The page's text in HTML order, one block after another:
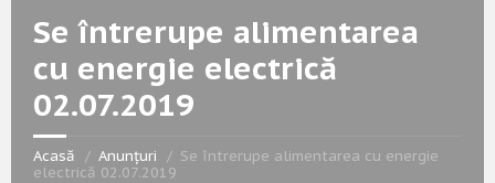
Se întrerupe alimentarea
cu energie electrică
02.07.2019
Acasă Anunțuri
Se întrerupe alimentarea cu energie
electrică 02.07.2019